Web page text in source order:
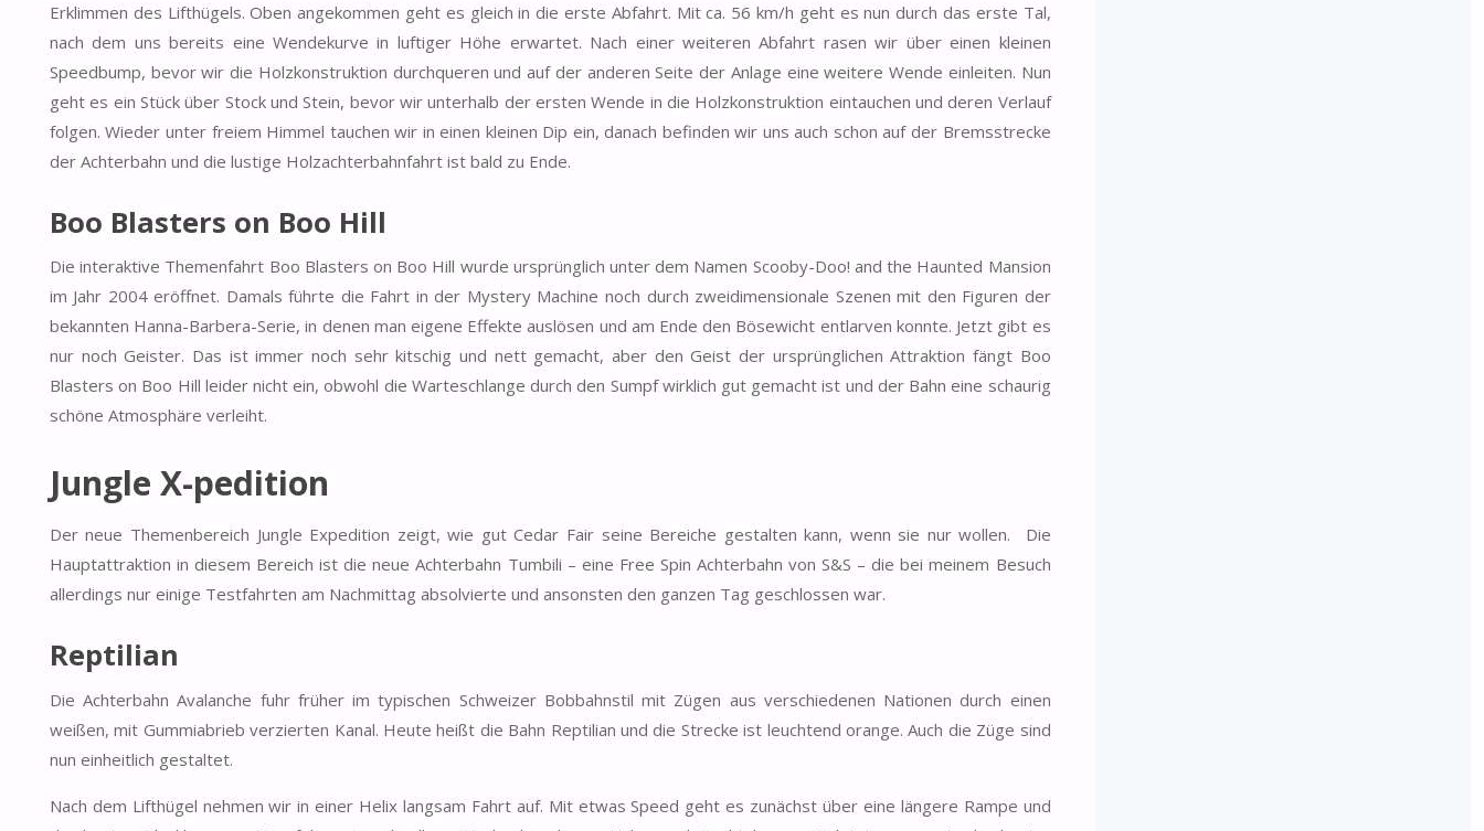
Erklimmen des Lifthügels. Oben angekommen geht es gleich in die erste Abfahrt. Mit ca. 56 km/h geht es nun durch das erste Tal,
nach dem uns bereits eine Wendekurve in luftiger Höhe erwartet. Nach einer weiteren Abfahrt rasen wir über einen kleinen
Speedbump, bevor wir die Holzkonstruktion durchqueren und auf der anderen Seite der Anlage eine weitere Wende einleiten. Nun
geht es ein Stück über Stock und Stein, bevor wir unterhalb der ersten Wende in die Holzkonstruktion eintauchen und deren Verlauf
folgen. Wieder unter freiem Himmel tauchen wir in einen kleinen Dip ein, danach befinden wir uns auch schon auf der Bremsstrecke
der Achterbahn und die lustige Holzachterbahnfahrt ist bald zu Ende.
Boo Blasters on Boo Hill
Die interaktive Themenfahrt Boo Blasters on Boo Hill wurde ursprünglich unter dem Namen Scooby-Doo! and the Haunted Mansion
im Jahr 2004 eröffnet. Damals führte die Fahrt in der Mystery Machine noch durch zweidimensionale Szenen mit den Figuren der
bekannten Hanna-Barbera-Serie, in denen man eigene Effekte auslösen und am Ende den Bösewicht entlarven konnte. Jetzt gibt es
nur noch Geister. Das ist immer noch sehr kitschig und nett gemacht, aber den Geist der ursprünglichen Attraktion fängt Boo
Blasters on Boo Hill leider nicht ein, obwohl die Warteschlange durch den Sumpf wirklich gut gemacht ist und der Bahn eine schaurig
schöne Atmosphäre verleiht.
Jungle X-pedition
Der neue Themenbereich Jungle Expedition zeigt, wie gut Cedar Fair seine Bereiche gestalten kann, wenn sie nur wollen. Die
Hauptattraktion in diesem Bereich ist die neue Achterbahn Tumbili – eine Free Spin Achterbahn von S&S – die bei meinem Besuch
allerdings nur einige Testfahrten am Nachmittag absolvierte und ansonsten den ganzen Tag geschlossen war.
Reptilian
Die Achterbahn Avalanche fuhr früher im typischen Schweizer Bobbahnstil mit Zügen aus verschiedenen Nationen durch einen
weißen, mit Gummiabrieb verzierten Kanal. Heute heißt die Bahn Reptilian und die Strecke ist leuchtend orange. Auch die Züge sind
nun einheitlich gestaltet.
Nach dem Lifthügel nehmen wir in einer Helix langsam Fahrt auf. Mit etwas Speed geht es zunächst über eine längere Rampe und